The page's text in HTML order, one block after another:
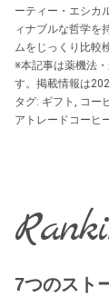
ーティー・エシカ
ィナブルな哲学を
ムをじっくり比較
※本記事は薬機法
す。掲載情報は
タグ: ギフト コー
アトレードコーヒ
7つのスト